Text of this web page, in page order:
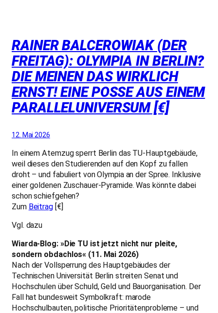
RAINER BALCEROWIAK (DER
FREITAG): OLYMPIA IN BERLIN?
DIE MEINEN DAS WIRKLICH
ERNST! EINE POSSE AUS EINEM
PARALLELUNIVERSUM [€]
12. Mai 2026
In einem Atemzug sperrt Berlin das TU-Hauptgebäude,
weil dieses den Studierenden auf den Kopf zu fallen
droht – und fabuliert von Olympia an der Spree. Inklusive
einer goldenen Zuschauer-Pyramide. Was könnte dabei
schon schiefgehen?
Zum Beitrag[€]
Vgl. dazu
Wiarda-Blog: »Die TU ist jetzt nicht nur pleite,
sondern obdachlos« (11. Mai 2026)
Nach der Vollsperrung des Hauptgebäudes der
Technischen Universität Berlin streiten Senat und
Hochschulen über Schuld, Geld und Bauorganisation. Der
Fall hat bundesweit Symbolkraft: marode
Hochschulbauten, politische Prioritätenprobleme – und